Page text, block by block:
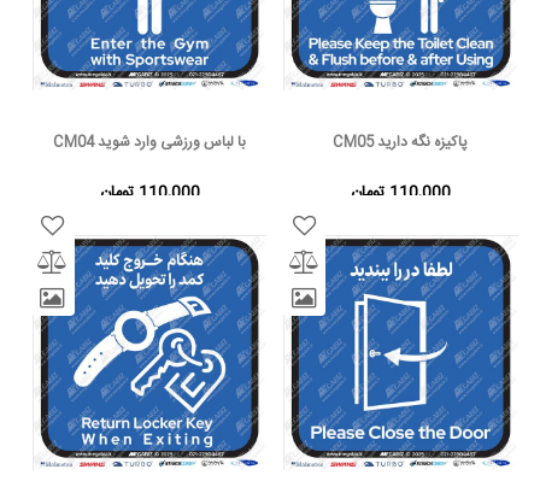
پاکیزه نگه دارید CM05
110,000 تومان
با لباس ورزشی وارد شوید CM04
110,000 تومان